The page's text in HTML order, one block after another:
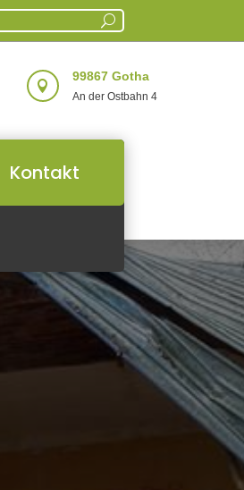

99867 Gotha
An der Ostbahn 4
Kontakt